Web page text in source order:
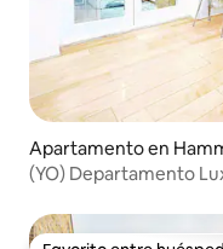
Apartamento en
(YO) Departamento